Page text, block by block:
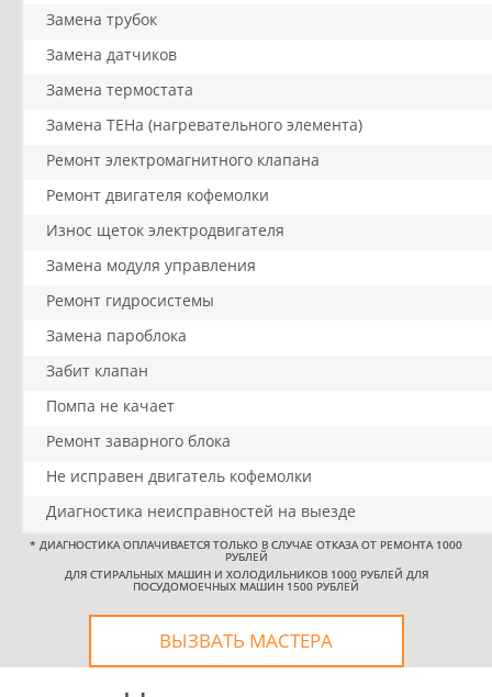
Замена трубок
Замена датчиков
Замена термостата
Замена ТЕНа (нагревательного элемента)
Ремонт электромагнитного клапана
Ремонт двигателя кофемолки
Износ щеток электродвигателя
Замена модуля управления
Ремонт гидросистемы
Замена пароблока
Забит клапан
Помпа не качает
Ремонт заварного блока
Не исправен двигатель кофемолки
Диагностика неисправностей на выезде
* ДИАГНОСТИКА ОПЛАЧИВАЕТСЯ ТОЛЬКО В СЛУЧАЕ ОТКАЗА ОТ РЕМОНТА 1000
РУБЛЕЙ
ДЛЯ СТИРАЛЬНЫХ МАШИН И ХОЛОДИЛЬНИКОВ 1000 РУБЛЕЙ ДЛЯ
ПОСУДОМОЕЧНЫХ МАШИН 1500 РУБЛЕЙ
ВЫЗВАТЬ МАСТЕРА